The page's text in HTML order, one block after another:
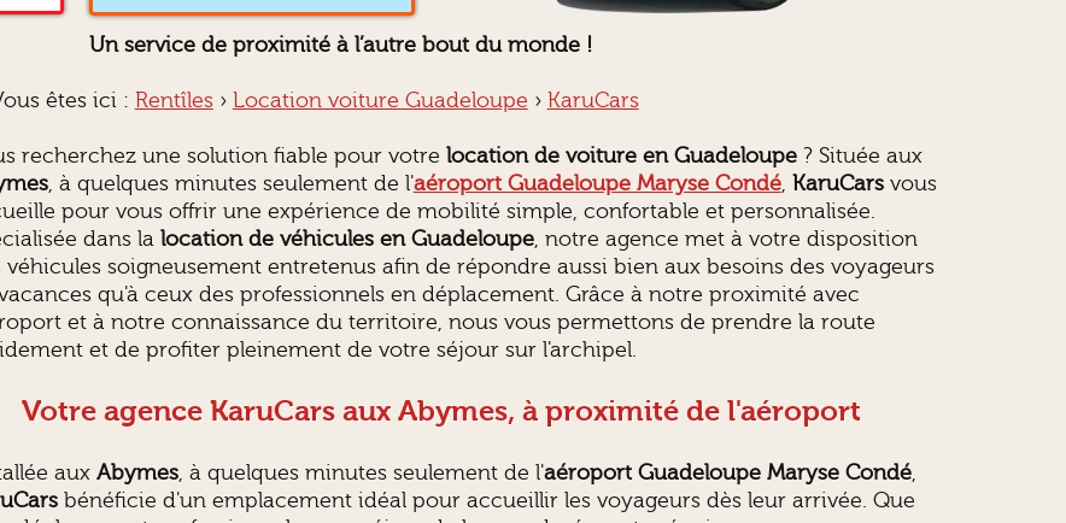
Un service de proximité à l’autre bout du monde !
êtes ici : Rentîles › Location voiture Guadeloupe › KaruCars
recherchez une solution fiable pour votre location de voiture en Guadeloupe? Située aux
, à quelques minutes seulement de l'aéroport Guadeloupe Maryse Condé, KaruCarsvous
pour vous offrir une expérience de mobilité simple, confortable et personnalisée.
dans la location de véhicules en Guadeloupe, notre agence met à votre disposition
véhicules soigneusement entretenus afin de répondre aussi bien aux besoins des voyageurs
qu'à ceux des professionnels en déplacement. Grâce à notre proximité avec
et à notre connaissance du territoire, nous vous permettons de prendre la route
et de profiter pleinement de votre séjour sur l'archipel.
Votre agence KaruCars aux Abymes, à proximité de l'aéroport
aux Abymes, à quelques minutes seulement de l'aéroport Guadeloupe Maryse Condé,
bénéficie d'un emplacement idéal pour accueillir les voyageurs dès leur arrivée. Que